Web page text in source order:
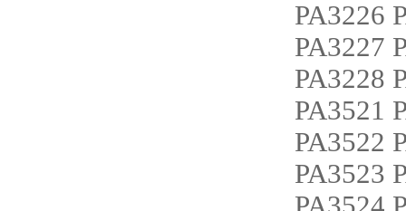
PA3226
PA3227
PA3228
PA3521
PA3522
PA3523